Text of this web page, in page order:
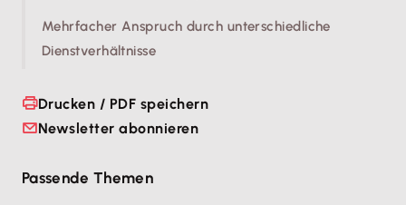
Mehrfacher Anspruch durch unterschiedliche
Dienstverhältnisse
Drucken / PDF speichern
Newsletter abonnieren
Passende Themen